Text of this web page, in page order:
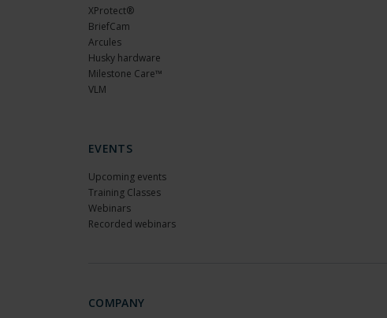
XProtect®
BriefCam
Arcules
Husky hardware
Milestone Care™
VLM
EVENTS
Upcoming events
Training Classes
Webinars
Recorded webinars
COMPANY